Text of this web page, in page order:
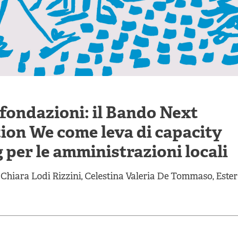
fondazioni: il Bando Next
We come leva di capacity
per le amministrazioni locali
Chiara Lodi Rizzini, Celestina Valeria De Tommaso, Ester